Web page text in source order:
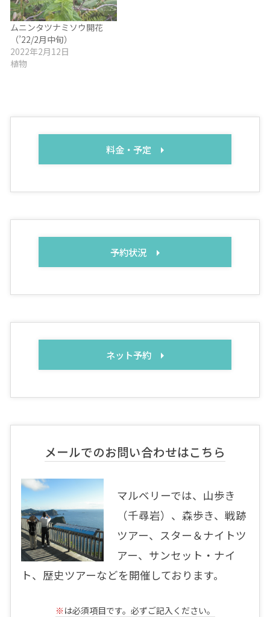
ムニンタツナミソウ開花
（’22/2月中旬）
2022年2月12日
植物
料金・予定
予約状況
ネット予約
メールでのお問い合わせはこちら
マルベリーでは、山歩き
（千尋岩）、森歩き、戦跡
ツアー、スター＆ナイトツ
アー、サンセット・ナイ
ト、歴史ツアーなどを開催しております。
※ は必須項目です。必ずご記入ください。